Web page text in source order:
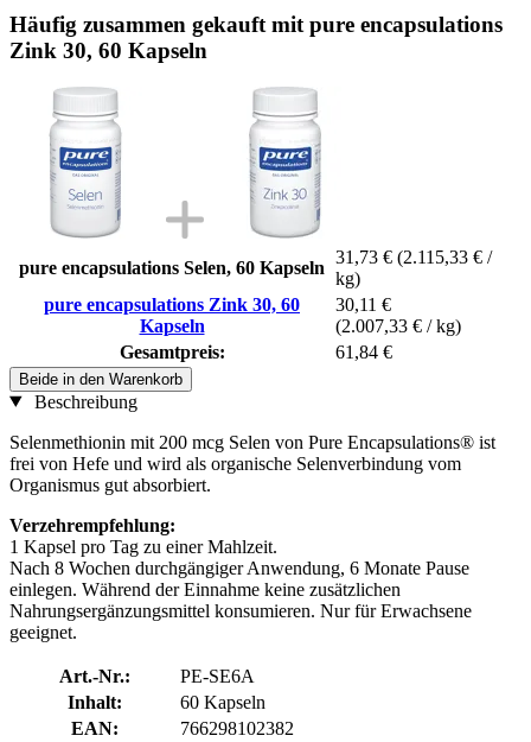
Häufig zusammen gekauft mit pure encapsulations
Zink 30, 60 Kapseln
pure encapsulations Selen, 60 Kapseln
31,73 € (2.115,33 € /
kg)
pure encapsulations Zink 30, 60
Kapseln
30,11 €
(2.007,33 € / kg)
Gesamtpreis:
61,84 €
Beide in den Warenkorb
Beschreibung
Selenmethionin mit 200 mcg Selen von Pure Encapsulations® ist
frei von Hefe und wird als organische Selenverbindung vom
Organismus gut absorbiert.
Verzehrempfehlung:
1 Kapsel pro Tag zu einer Mahlzeit.
Nach 8 Wochen durchgängiger Anwendung, 6 Monate Pause
einlegen. Während der Einnahme keine zusätzlichen
Nahrungsergänzungsmittel konsumieren. Nur für Erwachsene
geeignet.
Art.-Nr.:
PE-SE6A
Inhalt:
60 Kapseln
EAN:
766298102382